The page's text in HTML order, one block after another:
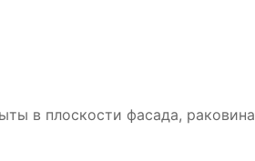
в плоскости фасада, раковина